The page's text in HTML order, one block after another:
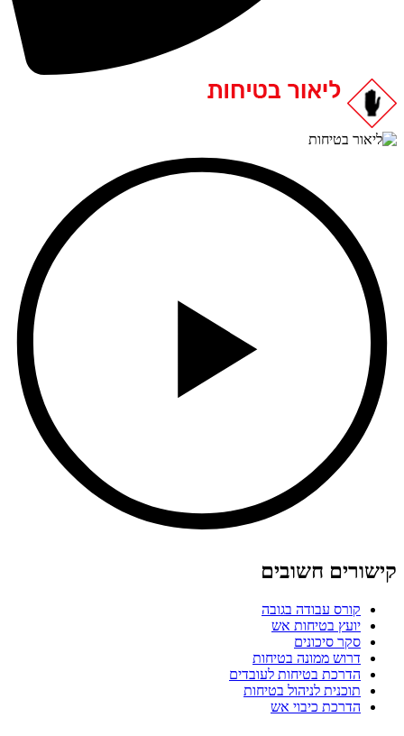
קישורים חשובים
קורס עבודה בגובה
יועץ בטיחות אש
סקר סיכונים
דרוש ממונה בטיחות
הדרכת בטיחות לעובדים
תוכנית לניהול בטיחות
הדרכת כיבוי אש